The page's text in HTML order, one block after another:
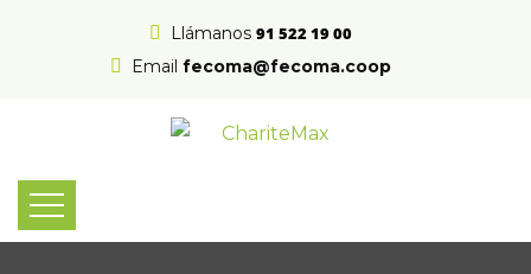
Llámanos 91 522 19 00
Email fecoma@fecoma.coop